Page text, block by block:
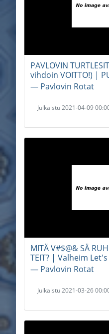
PAVLOVIN
vihdoin VOITTO!) |
― Pavlovin Rotat
Julkaistu 2021-04-09
MITÄ V#$@& SÄ
TEIT? | Valheim
― Pavlovin Rotat
Julkaistu 2021-03-26